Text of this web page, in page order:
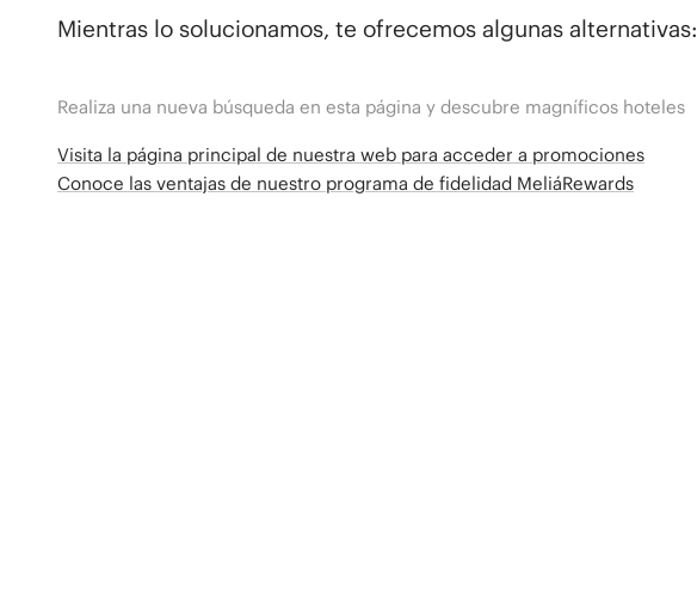
Mientras lo solucionamos, te ofrecemos algunas alternativas:
Realiza una nueva búsqueda en esta página y descubre magníficos hoteles
Visita la página principal de nuestra web para acceder a promociones
Conoce las ventajas de nuestro programa de fidelidad MeliáRewards